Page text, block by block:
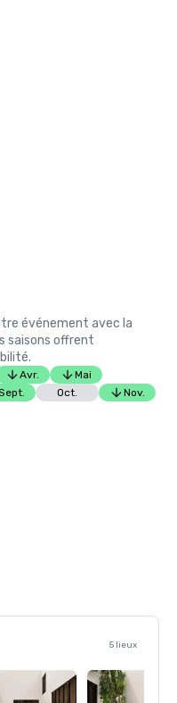
événement avec la
saisons offrent
Avr.
Mai
Oct.
Nov.
5 lieux